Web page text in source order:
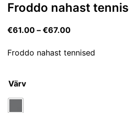
Froddo nahast
€61.00 – €67.00
Froddo nahast tennised
Värv